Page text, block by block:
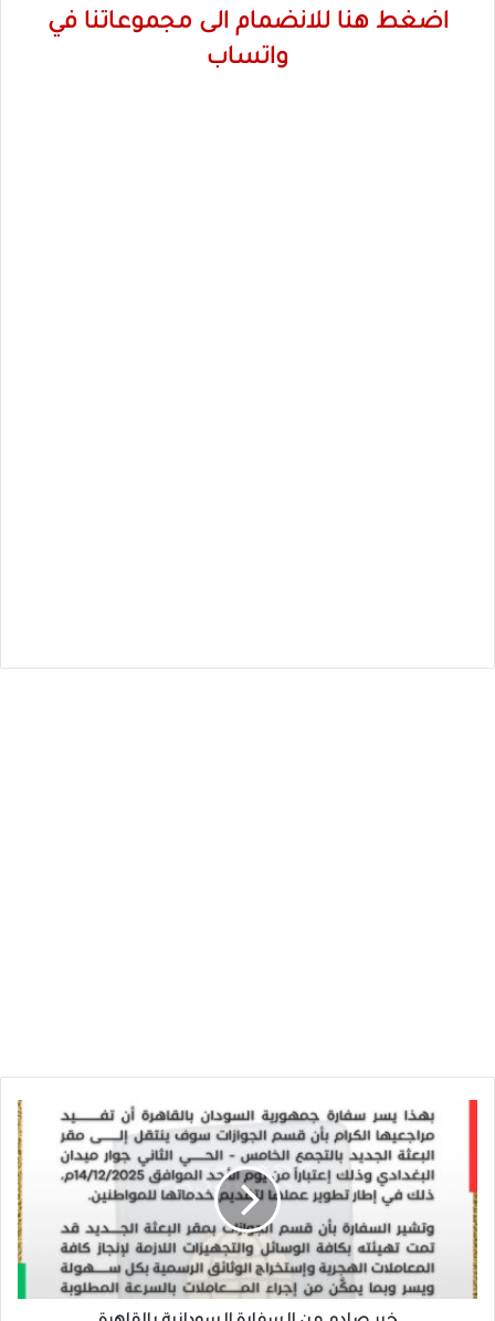
اضغط هنا للانضمام الى مجموعاتنا في
واتساب
السفارة
السودانية
بالقاهرة